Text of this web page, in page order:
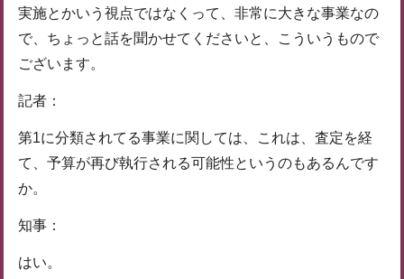
実施とかいう視点ではなくって、非常に大きな事業なの
で、ちょっと話を聞かせてくださいと、こういうもので
ございます。
記者：
第1に分類されてる事業に関しては、これは、査定を経
て、予算が再び執行される可能性というのもあるんです
か。
知事：
はい。